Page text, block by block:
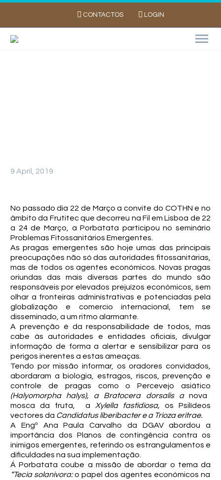
CONTACTOS LOGIN
9 April, 2019
No passado dia 22 de Março a convite do COTHN e no
âmbito da Frutitec que decorreu na Fil em Lisboa de 22
a 24 de Março, a Porbatata participou no seminário
Problemas Fitossanitários Emergentes.
As pragas emergentes são hoje umas das principais
preocupações não só das autoridades fitossanitárias,
mas de todos os agentes económicos. Novas pragas
oriundas das mais diversas partes do mundo são
responsáveis por elevados prejuízos económicos, sem
olhar a fronteiras administrativas e potenciadas pela
globalização e comercio internacional, tem se
disseminado, a um ritmo alarmante.
A prevenção é da responsabilidade de todos, mas
cabe às autoridades e entidades oficiais, divulgar
informação de forma a alertar e sensibilizar para os
perigos inerentes a estas ameaças.
Tendo por missão informar, os oradores convidados,
abordaram a biologia, estragos, riscos, prevenção e
controle de pragas como o Percevejo asiático
(Halyomorpha halys), a Bratocera dorsalis a nova
mosca da fruta, a Xylella fastidiosa, os Psilídeos
vectores da Candidatus liberibacter e a Trioza eritrae.
A Engª Ana Paula Carvalho da DGAV abordou a
importância dos Planos de contingência contra os
inimigos emergentes, referindo os estrangulamentos e
dificuldades na sua implementação.
Á Porbatata coube a missão de abordar o tema da
“Tecia solanivora:o papel dos agentes económicos na